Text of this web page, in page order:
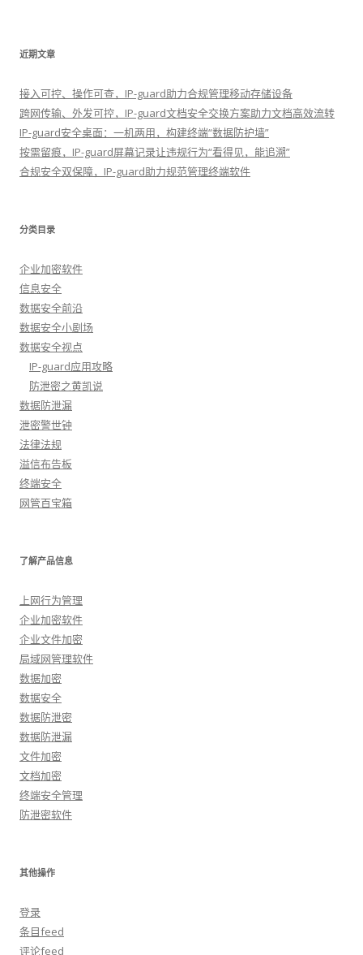
近期文章
接入可控、操作可查，IP-guard助力合规管理移动存储设备
跨网传输、外发可控，IP-guard文档安全交换方案助力文档高效流转
IP-guard安全桌面：一机两用，构建终端“数据防护墙”
按需留痕，IP-guard屏幕记录让违规行为“看得见，能追溯”
合规安全双保障，IP-guard助力规范管理终端软件
分类目录
企业加密软件
信息安全
数据安全前沿
数据安全小剧场
数据安全视点
IP-guard应用攻略
防泄密之黄凯说
数据防泄漏
泄密警世钟
法律法规
溢信布告板
终端安全
网管百宝箱
了解产品信息
上网行为管理
企业加密软件
企业文件加密
局域网管理软件
数据加密
数据安全
数据防泄密
数据防泄漏
文件加密
文档加密
终端安全管理
防泄密软件
其他操作
登录
条目feed
评论feed